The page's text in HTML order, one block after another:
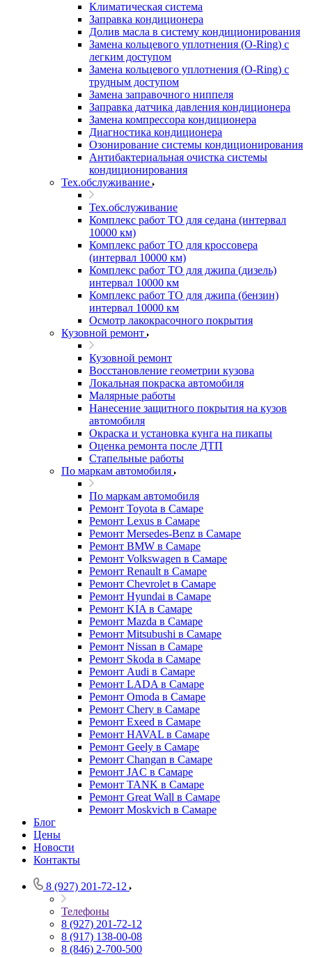
Климатическая система
Заправка кондиционера
Долив масла в систему кондиционирования
Замена кольцевого уплотнения (O-Ring) с
легким доступом
Замена кольцевого уплотнения (O-Ring) с
трудным доступом
Замена заправочного ниппеля
Заправка датчика давления кондиционера
Замена компрессора кондиционера
Диагностика кондиционера
Озонирование системы кондиционирования
Антибактериальная очистка системы
кондиционирования
Тех.обслуживание
Тех.обслуживание
Комплекс работ ТО для седана (интервал
10000 км)
Комплекс работ ТО для кроссовера
(интервал 10000 км)
Комплекс работ ТО для джипа (дизель)
интервал 10000 км
Комплекс работ ТО для джипа (бензин)
интервал 10000 км
Осмотр лакокрасочного покрытия
Кузовной ремонт
Кузовной ремонт
Восстановление геометрии кузова
Локальная покраска автомобиля
Малярные работы
Нанесение защитного покрытия на кузов
автомобиля
Окраска и установка кунга на пикапы
Оценка ремонта после ДТП
Стапельные работы
По маркам автомобиля
По маркам автомобиля
Ремонт Toyota в Самаре
Ремонт Lexus в Самаре
Ремонт Mersedes-Benz в Самаре
Ремонт BMW в Самаре
Ремонт Volkswagen в Самаре
Ремонт Renault в Самаре
Ремонт Chevrolet в Самаре
Ремонт Hyundai в Самаре
Ремонт KIA в Самаре
Ремонт Mazda в Самаре
Ремонт Mitsubushi в Самаре
Ремонт Nissan в Самаре
Ремонт Skoda в Самаре
Ремонт Audi в Самаре
Ремонт LADA в Самаре
Ремонт Omoda в Самаре
Ремонт Chery в Самаре
Ремонт Exeed в Самаре
Ремонт HAVAL в Самаре
Ремонт Geely в Самаре
Ремонт Changan в Самаре
Ремонт JAC в Самаре
Ремонт TANK в Самаре
Ремонт Great Wall в Самаре
Ремонт Moskvich в Самаре
Блог
Цены
Новости
Контакты
8 (927) 201-72-12
Телефоны
8 (927) 201-72-12
8 (917) 138-00-08
8 (846) 2-700-500